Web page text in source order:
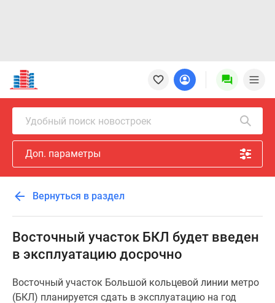
Новостройки
Квартиры
Ипотека
Новостройки
Москвы
Новостройки
Подмосковья
Новостройки
Москвы
Готовые
новостройки
Новостройки
Специальные
Удобный поиск новостроек
Доп. параметры
Вернуться в раздел
Восточный участок БКЛ будет введен
в эксплуатацию досрочно
Восточный участок Большой кольцевой линии метро
(БКЛ) планируется сдать в эксплуатацию на год